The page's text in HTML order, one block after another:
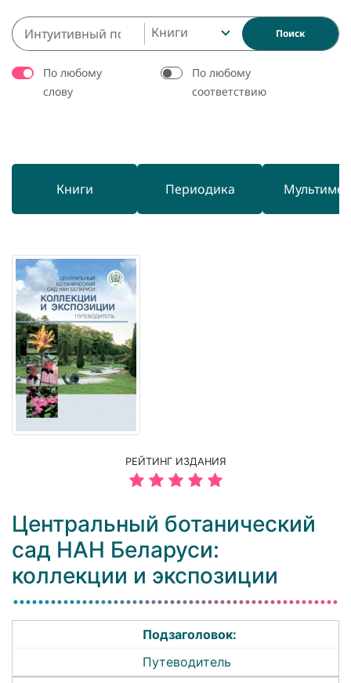
Книги Поиск
По любому
слову
По любому
соответствию
Книги Периодика
РЕЙТИНГ ИЗДАНИЯ
Центральный ботанический
сад НАН Беларуси:
коллекции и экспозиции
Подзаголовок:
Путеводитель